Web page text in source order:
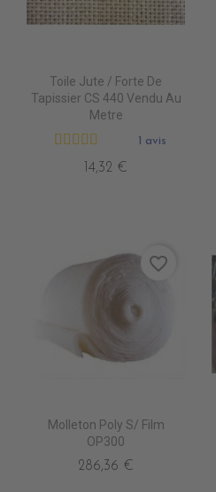
Toile Jute / Forte De
Tapissier CS 440 Vendu Au
Metre
1 avis
14,32 €
Molleton Poly S/ Film
OP300
286,36 €
favorite_border